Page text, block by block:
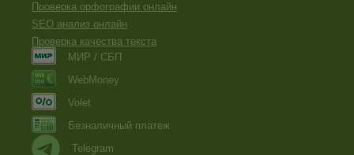
Проверка орфографии онлайн
SEO анализ онлайн
Проверка качества текста
МИР / СБП
WebMoney
Volet
Безналичный платеж
Telegram